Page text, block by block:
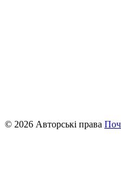
© 2026 Авторські права